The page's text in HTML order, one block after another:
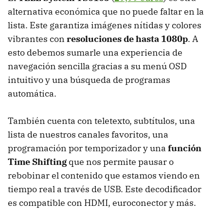
alternativa económica que no puede faltar en la
lista. Este garantiza imágenes nítidas y colores
vibrantes con resoluciones de hasta 1080p. A
esto debemos sumarle una experiencia de
navegación sencilla gracias a su menú OSD
intuitivo y una búsqueda de programas
automática.
También cuenta con teletexto, subtítulos, una
lista de nuestros canales favoritos, una
programación por temporizador y una función
Time Shiftingque nos permite pausar o
rebobinar el contenido que estamos viendo en
tiempo real a través de USB. Este decodificador
es compatible con HDMI, euroconector y más.